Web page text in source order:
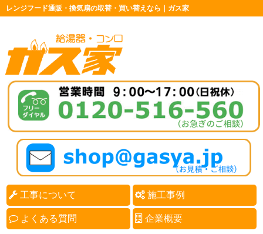
レンジフード通販・換気扇の取替・買い替えなら｜ガス家
工事について 施工事例
よくある質問 企業概要